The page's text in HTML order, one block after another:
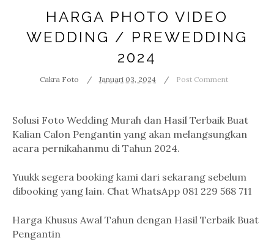
HARGA PHOTO VIDEO
WEDDING / PREWEDDING
2024
Cakra Foto Januari 03, 2024 Post Comment
Solusi Foto Wedding Murah dan Hasil Terbaik Buat
Kalian Calon Pengantin yang akan melangsungkan
acara pernikahanmu di Tahun 2024.
Yuukk segera booking kami dari sekarang sebelum
dibooking yang lain. Chat WhatsApp 081 229 568 711
Harga Khusus Awal Tahun dengan Hasil Terbaik Buat
Pengantin